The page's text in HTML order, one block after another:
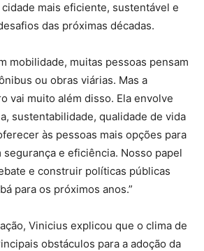
mais eficiente, sustentável e
das próximas décadas.
mobilidade, muitas pessoas pensam
ou obras viárias. Mas a
vai muito além disso. Ela envolve
sustentabilidade, qualidade de vida
às pessoas mais opções para
e eficiência. Nosso papel
e construir políticas públicas
para os próximos anos.”
Vinicius explicou que o clima de
obstáculos para a adoção da